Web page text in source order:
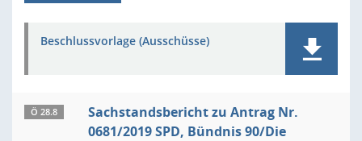
Beschlussvorlage (Ausschüsse)
Ö 28.8
Sachstandsbericht zu Antrag Nr.
0681/2019 SPD, Bündnis 90/Die